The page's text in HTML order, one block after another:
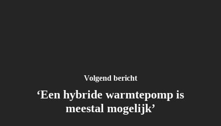
Volgend bericht
‘Een hybride warmtepomp is
meestal mogelijk’